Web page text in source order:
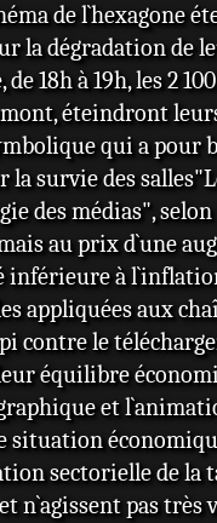
de l`hexagone
la dégradation de
18h à 19h, les 2
éteindront
qui a pour
survie des
des médias",
au prix d`une
inférieure à
appliquées aux
contre le
équilibre
et
sectorielle de la
pas très